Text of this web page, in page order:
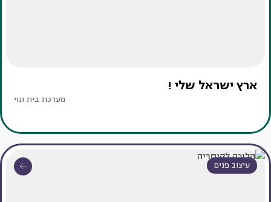
ארץ ישראל שלי !
מערכת בית ונוי
עיצוב פנים